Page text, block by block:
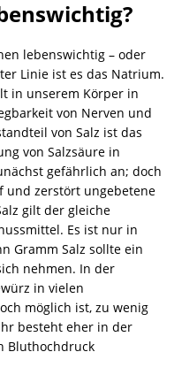
lebenswichtig – oder
Linie ist es das Natrium.
in unserem Körper in
von Nerven und
von Salz ist das
von Salzsäure in
gefährlich an; doch
und zerstört ungebetene
gilt der gleiche
Es ist nur in
Gramm Salz sollte ein
nehmen. In der
in vielen
möglich ist, zu wenig
besteht eher in der
Bluthochdruck